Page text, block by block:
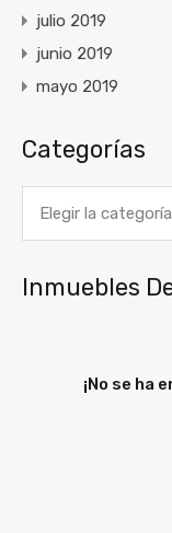
julio 2019
junio 2019
mayo 2019
Categorías
Inmuebles
¡No se ha